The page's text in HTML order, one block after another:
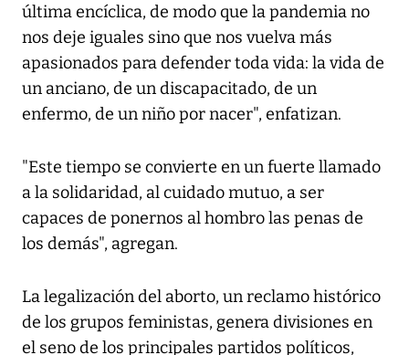
última encíclica, de modo que la pandemia no
nos deje iguales sino que nos vuelva más
apasionados para defender toda vida: la vida de
un anciano, de un discapacitado, de un
enfermo, de un niño por nacer", enfatizan.
"Este tiempo se convierte en un fuerte llamado
a la solidaridad, al cuidado mutuo, a ser
capaces de ponernos al hombro las penas de
los demás", agregan.
La legalización del aborto, un reclamo histórico
de los grupos feministas, genera divisiones en
el seno de los principales partidos políticos,